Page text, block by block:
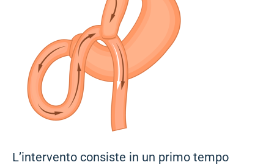
L’intervento consiste in un primo tempo